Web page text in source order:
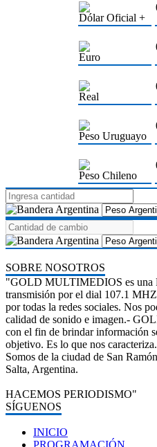
Dólar Oficial +
Euro
Real
Peso Uruguayo
Peso Chileno
SOBRE NOSOTROS
"GOLD MULTIMEDIOS es una
transmisión por el dial 107.1
por todas la redes sociales. Nos
calidad de sonido e imagen.-
con el fin de brindar información
objetivo. Es lo que nos
Somos de la ciudad de San
Salta, Argentina.
HACEMOS PERIODISMO"
SÍGUENOS
INICIO
PROGRAMACIÓN